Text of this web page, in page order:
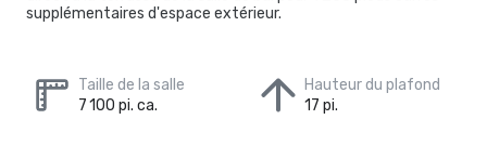
supplémentaires d'espace extérieur.
Taille de la salle
7 100 pi. ca.
Hauteur du plafond
17 pi.